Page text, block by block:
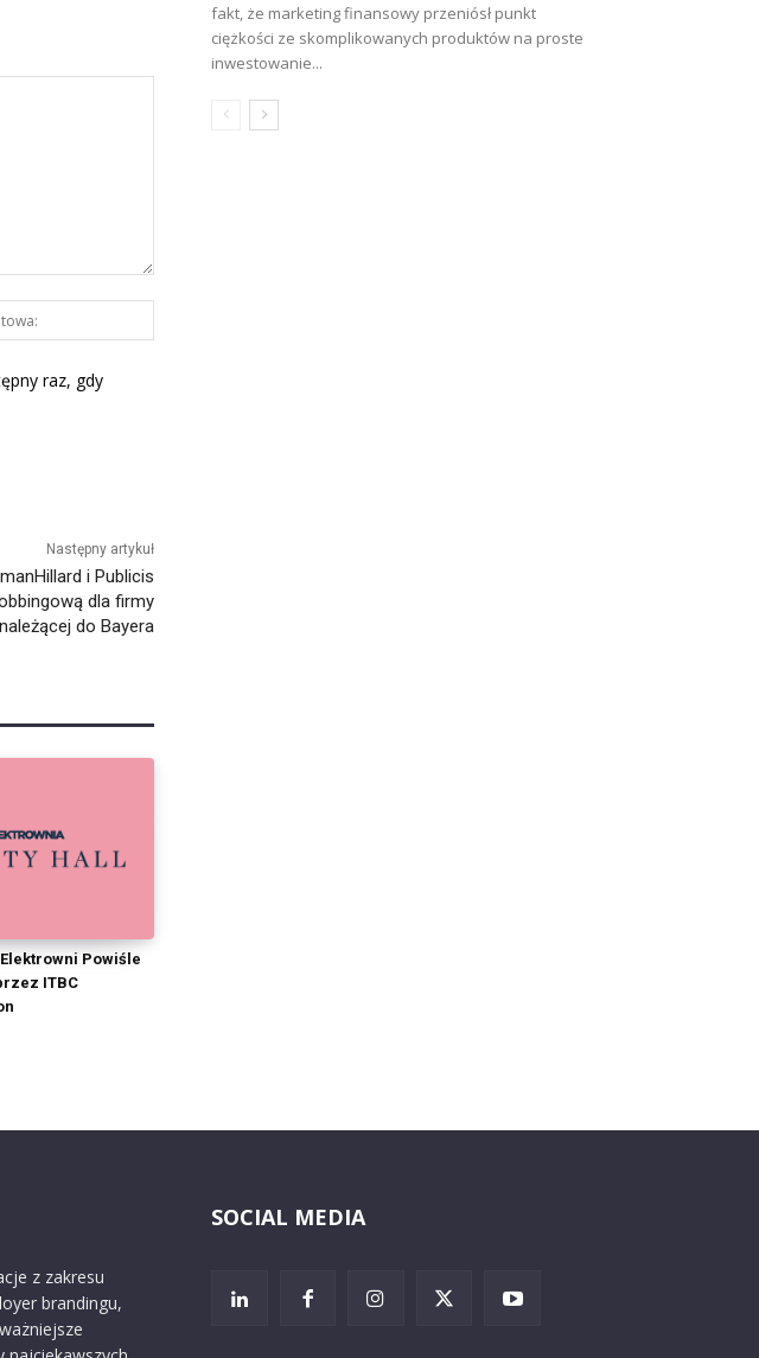
Internetowa:
raz, gdy
Następny artykuł
i Publicis
dla firmy
należącej do Bayera
Powiśle
ITBC
fakt, że marketing finansowy przeniósł punkt
ciężkości ze skomplikowanych produktów na proste
inwestowanie...
z zakresu
brandingu,
SOCIAL MEDIA